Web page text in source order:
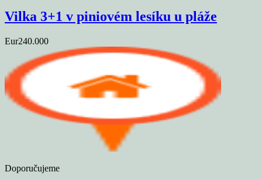
Vilka 3+1 v piniovém lesíku u pláže
Eur240.000
Doporučujeme